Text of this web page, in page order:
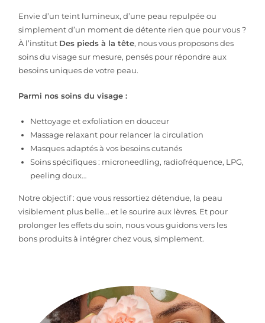
Envie d’un teint lumineux, d’une peau repulpée ou
simplement d’un moment de détente rien que pour vous ?
À l’institut Des pieds à la tête, nous vous proposons des
soins du visage sur mesure, pensés pour répondre aux
besoins uniques de votre peau.
Parmi nos soins du visage :
Nettoyage et exfoliation en douceur
Massage relaxant pour relancer la circulation
Masques adaptés à vos besoins cutanés
Soins spécifiques : microneedling, radiofréquence, LPG,
peeling doux…
Notre objectif : que vous ressortiez détendue, la peau
visiblement plus belle… et le sourire aux lèvres. Et pour
prolonger les effets du soin, nous vous guidons vers les
bons produits à intégrer chez vous, simplement.